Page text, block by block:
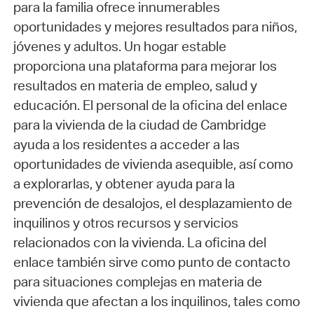
para la familia ofrece innumerables
oportunidades y mejores resultados para niños,
jóvenes y adultos. Un hogar estable
proporciona una plataforma para mejorar los
resultados en materia de empleo, salud y
educación. El personal de la oficina del enlace
para la vivienda de la ciudad de Cambridge
ayuda a los residentes a acceder a las
oportunidades de vivienda asequible, así como
a explorarlas, y obtener ayuda para la
prevención de desalojos, el desplazamiento de
inquilinos y otros recursos y servicios
relacionados con la vivienda. La oficina del
enlace también sirve como punto de contacto
para situaciones complejas en materia de
vivienda que afectan a los inquilinos, tales como